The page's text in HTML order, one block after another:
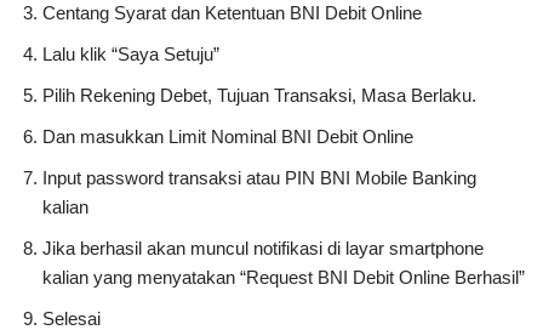
Centang Syarat dan Ketentuan BNI Debit Online
Lalu klik “Saya Setuju”
Pilih Rekening Debet, Tujuan Transaksi, Masa Berlaku.
Dan masukkan Limit Nominal BNI Debit Online
Input password transaksi atau PIN BNI Mobile Banking
kalian
Jika berhasil akan muncul notifikasi di layar smartphone
kalian yang menyatakan “Request BNI Debit Online Berhasil”
Selesai